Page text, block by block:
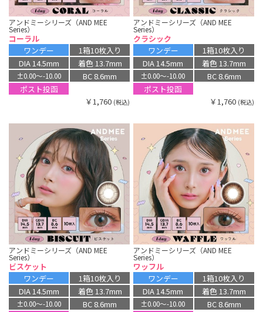
アンドミーシリーズ（AND MEE
Series）
コーラル
ワンデー
1箱10枚入り
DIA 14.5mm
着色 13.7mm
±0.00〜-10.00
BC 8.6mm
ポスト投函
￥1,760 (税込)
アンドミーシリーズ（AND MEE
Series）
クラシック
ワンデー
1箱10枚入り
DIA 14.5mm
着色 13.7mm
±0.00〜-10.00
BC 8.6mm
ポスト投函
￥1,760 (税込)
アンドミーシリーズ（AND MEE
Series）
ビスケット
ワンデー
1箱10枚入り
DIA 14.5mm
着色 13.7mm
±0.00〜-10.00
BC 8.6mm
アンドミーシリーズ（AND MEE
Series）
ワッフル
ワンデー
1箱10枚入り
DIA 14.5mm
着色 13.7mm
±0.00〜-10.00
BC 8.6mm